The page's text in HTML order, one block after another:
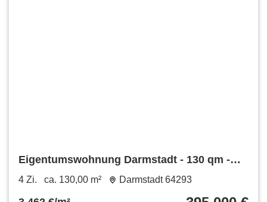
Eigentumswohnung Darmstadt - 130 qm -
teilbar - provisionsfrei
4 Zi. ca. 130,00 m² Darmstadt 64293